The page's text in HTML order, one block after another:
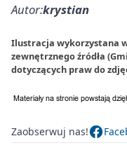
Autor:krystian
Ilustracja wykorzystana
zewnętrznego źródła
dotyczących praw do
Zaobserwuj nas!